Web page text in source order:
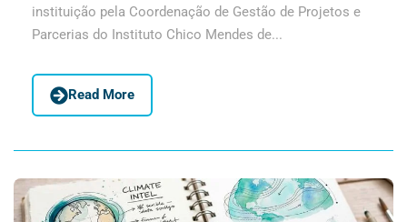
instituição pela Coordenação de Gestão de Projetos e
Parcerias do Instituto Chico Mendes de...
Read More